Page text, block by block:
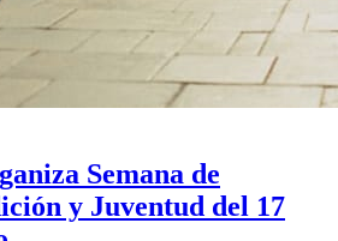
Semana de
y Juventud del 17